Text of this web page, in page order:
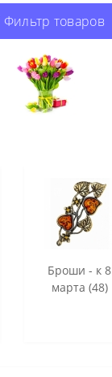
Фильтр товаров
Броши - к 8
марта (48)